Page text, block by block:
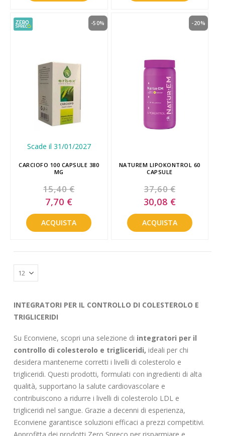
Scade il 31/01/2027
CARCIOFO 100 CAPSULE 380
MG
15,40 €
-50%
Special
Price
7,70 €
ACQUISTA
NATUREM LIPOKONTROL 60
CAPSULE
37,60 €
-20%
Special
Price
30,08 €
ACQUISTA
INTEGRATORI PER IL CONTROLLO DI COLESTEROLO E
TRIGLICERIDI
Su Econviene, scopri una selezione di integratori per il
controllo di colesterolo e trigliceridi, ideali per chi
desidera mantenerne corretti i livelli di colesterolo e
trigliceridi. Questi prodotti, formulati con ingredienti di alta
qualità, supportano la salute cardiovascolare e
contribuiscono a ridurre i livelli di colesterolo LDL e
trigliceridi nel sangue. Grazie a decenni di esperienza,
Econviene garantisce soluzioni efficaci a prezzi competitivi.